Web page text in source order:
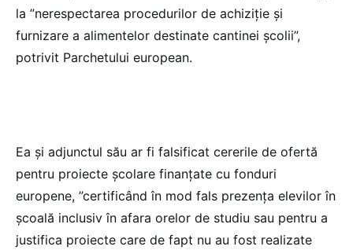
la ”nerespectarea procedurilor de achiziţie şi
furnizare a alimentelor destinate cantinei şcolii”,
potrivit Parchetului european.
Ea şi adjunctul său ar fi falsificat cererile de ofertă
pentru proiecte şcolare finanţate cu fonduri
europene, ”certificând în mod fals prezenţa elevilor în
şcoală inclusiv în afara orelor de studiu sau pentru a
justifica proiecte care de fapt nu au fost realizate